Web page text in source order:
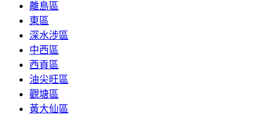
離島區
東區
深水涉區
中西區
西貢區
油尖旺區
觀塘區
黃大仙區